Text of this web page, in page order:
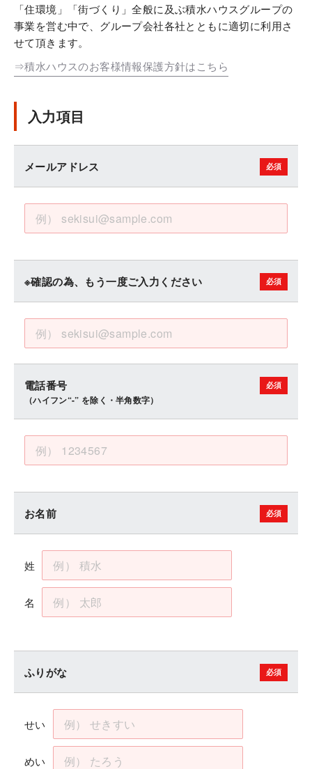
「住環境」「街づくり」全般に及ぶ積水ハウスグループの
事業を営む中で、グループ会社各社とともに適切に利用さ
せて頂きます。
⇒積水ハウスのお客様情報保護方針はこちら
入力項目
メールアドレス
※確認の為、もう一度ご入力ください
電話番号
（ハイフン“-” を除く・半角数字）
お名前
姓
名
ふりがな
せい
めい